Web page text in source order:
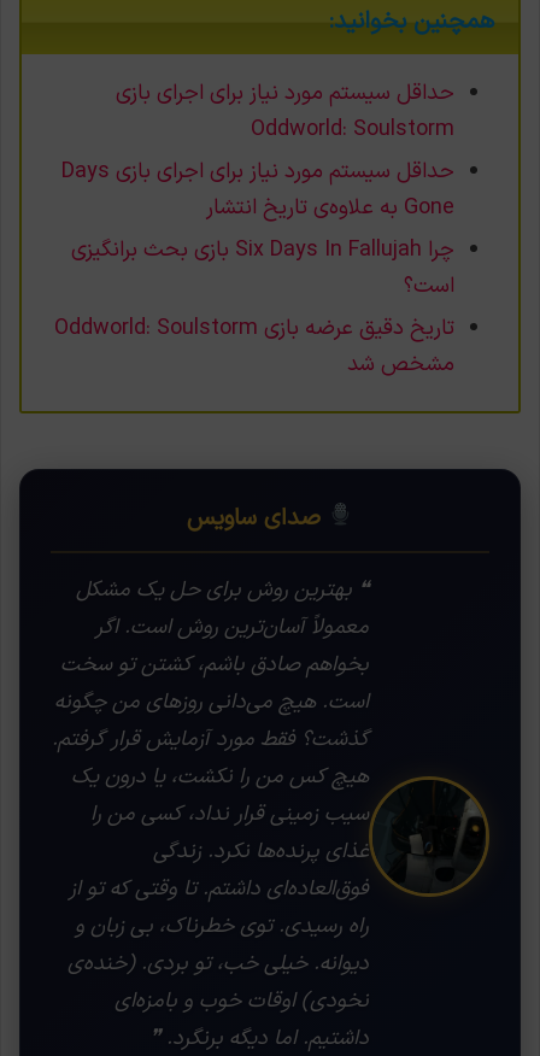
همچنین بخوانید:
حداقل سیستم مورد نیاز برای اجرای بازی
Oddworld: Soulstorm
حداقل سیستم مورد نیاز برای اجرای بازی Days
Gone به علاوه‌ی تاریخ انتشار
چرا Six Days In Fallujah بازی بحث برانگیزی
است؟
تاریخ دقیق عرضه بازی Oddworld: Soulstorm
مشخص شد
صدای ساویس
❝ بهترین روش برای حل یک مشکل
معمولاً آسان‌ترین روش است. اگر
بخواهم صادق باشم، کشتن تو سخت
است. هیچ می‌دانی روزهای من چگونه
گذشت؟ فقط مورد آزمایش قرار گرفتم.
هیچ کس من را نکشت، یا درون یک
سیب زمینی قرار نداد، کسی من را
غذای پرنده‌ها نکرد. زندگی
فوق‌العاده‌ای داشتم. تا وقتی که تو از
راه رسیدی. توی خطرناک، بی زبان و
دیوانه. خیلی خب، تو بردی. (خنده‌ی
نخودی) اوقات خوب و بامزه‌ای
داشتیم. اما دیگه برنگرد. ❞